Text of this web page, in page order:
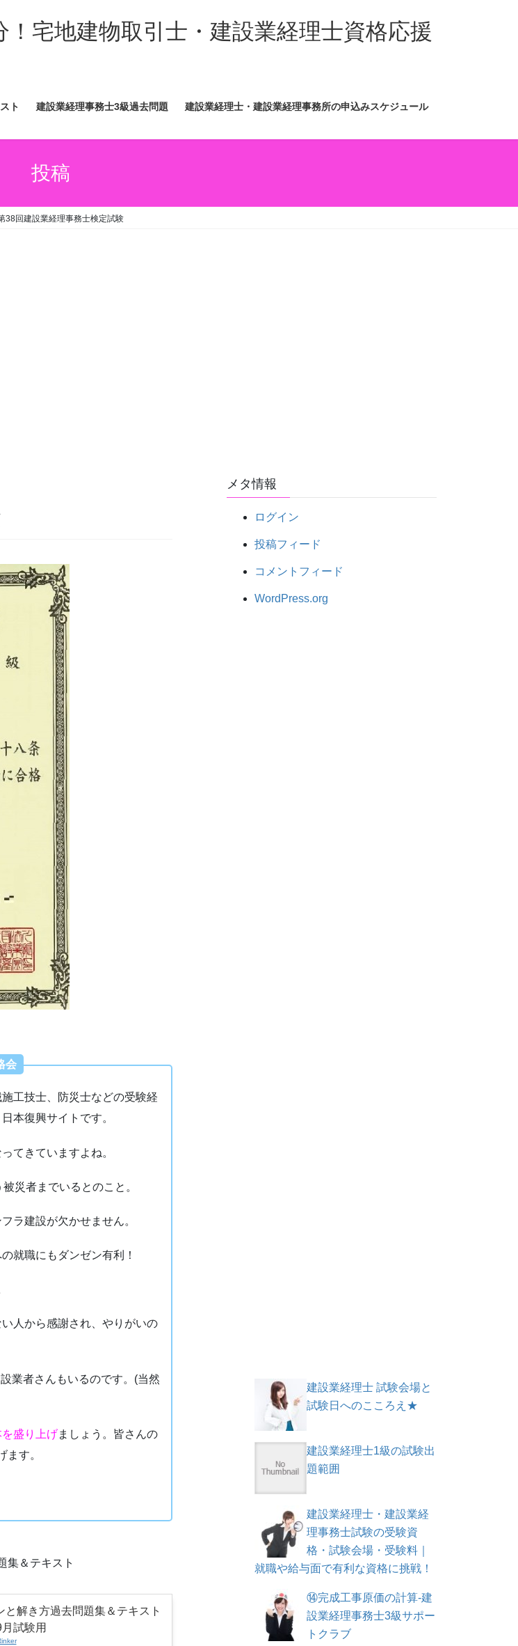
宅地建物取引士・建設業経理士資格応援
ト 建設業経理事務士3級過去問題 建設業経理士・建設業経理事務所の申込みスケジュール
投稿
38回建設業経理事務士検定試験
会
工技士、防災士などの受験経
本復興サイトです。
てきていますよね。
災者までいるとのこと。
ラ建設が欠かせません。
就職にもダンゼン有利！
人から感謝され、やりがいの
業者さんもいるのです。(当然
盛り上げましょう。皆さんの
ます。
集＆テキスト
解き方過去問題集＆テキスト
試験用
メタ情報
ログイン
投稿フィード
コメントフィード
WordPress.org
建設業経理士 試験会場と
試験日へのこころえ★
建設業経理士1級の試験出
題範囲
建設業経理士・建設業経
理事務士試験の受験資
格・試験会場・受験料｜
就職や給与面で有利な資格に挑戦！
⑭完成工事原価の計算-建
設業経理事務士3級サポー
トクラブ